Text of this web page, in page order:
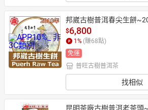
邦崴古樹普洱春尖生餅
$6,800
1 % (賺68點)
免運
普旺古樹普洱茶
找相似
昆明茶廠古樹普洱老茶